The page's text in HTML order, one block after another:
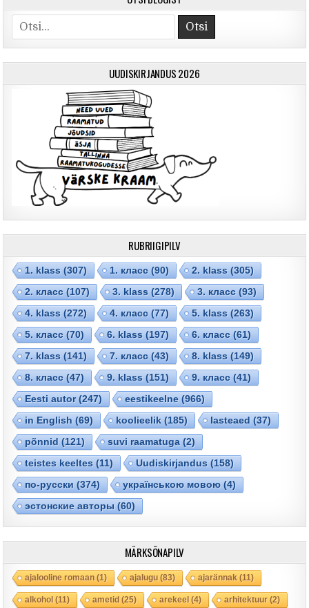
Otsi
UUDISKIRJANDUS 2026
RUBRIIGIPILV
1. klass (307) 1. класс (90) 2. klass (305)
2. класс (107) 3. klass (278) 3. класс (93)
4. klass (272) 4. класс (77) 5. klass (263)
5. класс (70) 6. klass (197) 6. класс (61)
7. klass (141) 7. класс (43) 8. klass (149)
8. класс (47) 9. klass (151) 9. класс (41)
Eesti autor(247) eestikeelne (966)
in English (69) koolieelik (185) lasteaed (37)
põnnid (121) suvi raamatuga (2)
teistes keeltes (11) Uudiskirjandus (158)
по-русски (374) українською мовою (4)
эстонские авторы (60)
MÄRKSÕNAPILV
ajalooline romaan(1) ajalugu(83) ajarännak (11)
alkohol(11) ametid(25) arekeel(4) arhitektuur(2)